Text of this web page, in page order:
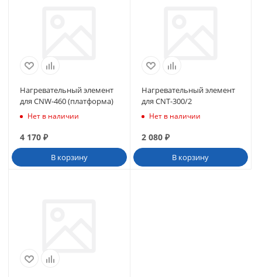
Нагревательный элемент
для CNW-460 (платформа)
Нет в наличии
4 170 ₽
В корзину
Нагревательный элемент
для CNT-300/2
Нет в наличии
2 080₽
В корзину